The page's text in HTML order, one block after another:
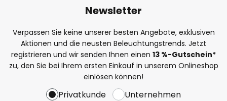
Newsletter
Verpassen Sie keine unserer besten Angebote, exklusiven
Aktionen und die neusten Beleuchtungstrends. Jetzt
registrieren und wir senden Ihnen einen 13 %-Gutschein*
zu, den Sie bei Ihrem ersten Einkauf in unserem Onlineshop
einlösen können!
Privatkunde Unternehmen